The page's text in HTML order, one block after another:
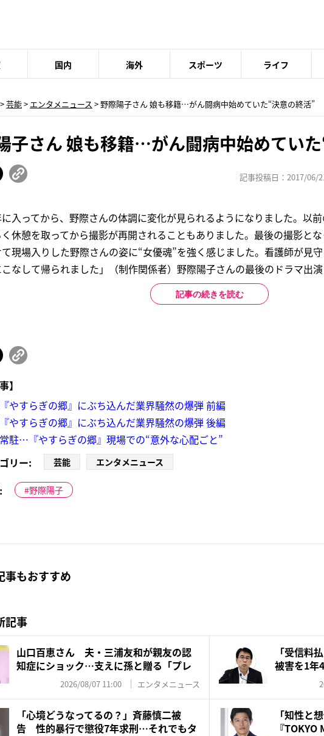
国内 海外 スポーツ ライフ
>芸能> エンタメニュース > 野際陽子さん 娘も移籍…がん闘病中始めていた“決意の終活”
子さん 娘も移籍…がん闘病中始めてい
記事投稿日：2017/06/
に入ってから、野際さんの体調に変化が見られるようになりました。以前
く休憩を取ってから撮影が再開されることもありました。最後の撮影と
現場入りした野際さんの姿に“女優魂”を強く感じました。看護師が見守
なして帰られました」（制作関係者）野際陽子さんの最後のドラマ出
記事の続きを読む
】
やすらぎの郷』にぶち込んだ業界騒然の爆弾 前編
やすらぎの郷』にぶち込んだ業界騒然の爆弾 後編
駐…『やすらぎの郷』現場での“意外な心配ごと”
リー:
芸能 エンタメニュース
野際陽子
事もおすすめ
記事
山口百恵さん 夫・三浦友和が親友の認
知症にショック…支えに孫と贈る「プレ
2026/08/07 11:00 エンタメニュース
「受信料
被害を1年
「心境どうなってるの？」斉藤慎二被
告 性的暴行で懲役7年求刑…それでもタ
「知性と
『